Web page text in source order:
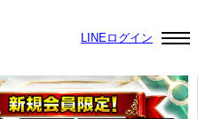
LINEログイン